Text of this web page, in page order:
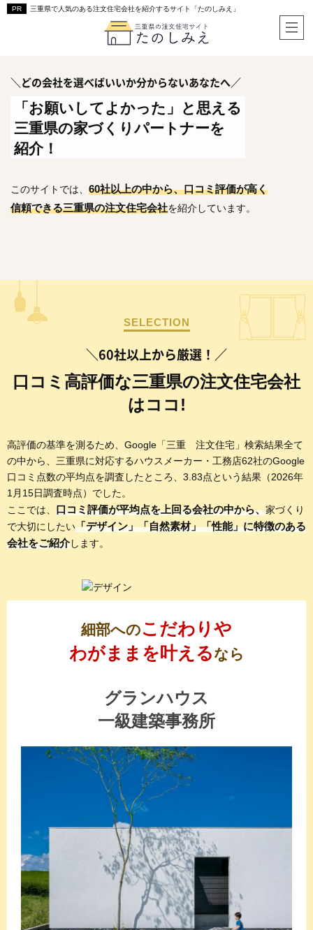
三重県で人気のある注文住宅会社を紹介するサイト「たのしみえ」
＼どの会社を選べばいいか分からないあなたへ／
「お願いしてよかった」と思える
三重県の家づくりパートナーを
紹介！
このサイトでは、 60社以上の中から、口コミ評価が高く
信頼できる三重県の注文住宅会社を紹介しています。
SELECTION
＼60社以上から厳選！／
口コミ高評価な三重県の注文住宅会社
はココ!
高評価の基準を測るため、Google「三重 注文住宅」検索結果全て
の中から、三重県に対応するハウスメーカー・工務店62社のGoogle
口コミ点数の平均点を調査したところ、3.83点という結果（2026年
1月15日調査時点）でした。
ここでは、 口コミ評価が平均点を上回る会社の中から、家づくり
で大切にしたい「デザイン」「自然素材」「性能」に特徴のある
会社をご紹介します。
細部へのこだわりや
わがままを叶えるなら
グランハウス
一級建築事務所